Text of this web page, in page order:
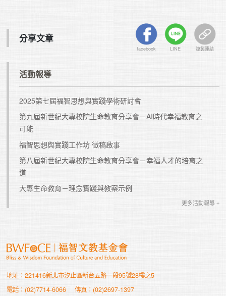
活動報導
2025第七屆福智思想與實踐學術研討會
第九屆新世紀大專校院生命教育分享會－AI時代幸福教育之
可能
福智思想與實踐工作坊 徵稿啟事
第八屆新世紀大專校院生命教育分享會－幸福人才的培育之
道
大專生命教育－理念實踐與教案示例
更多活動報導 +
分享文章
facebook LINE 複製連結
地址：221416新北市汐止區新台五路一段95號28樓之5
電話：(02)7714-6066
傳真：(02)2697-1397